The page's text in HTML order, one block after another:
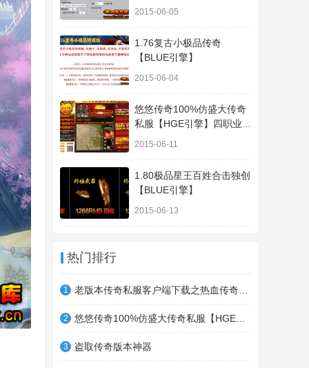
2015-06-05
1.76复古小极品传奇
【BLUE引擎】
2015-06-04
悠悠传奇100%仿盛大传奇
私服【HGE引擎】四职业疯
2015-06-11
1.80极品星王百姓合击独创
【BLUE引擎】
2015-06-13
热门排行
1
2
3 盗取传奇版本神器